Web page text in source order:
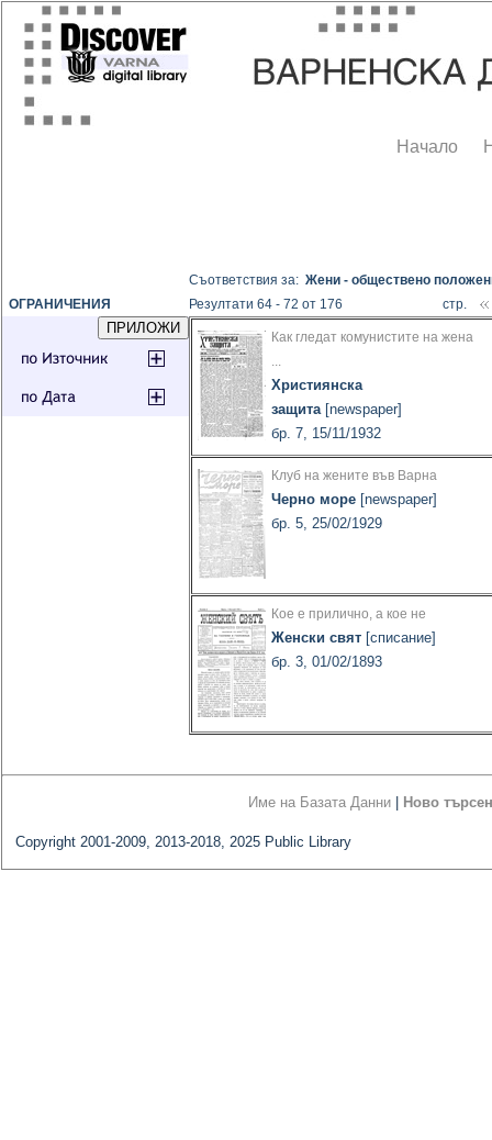
Начало
ОГРАНИЧЕНИЯ
Съответствия за:Жени - обществено
Резултати 64 - 72 от 176
стр.
Как гледат комунистите на жена
...
Християнска
защита[newspaper]
бр. 7, 15/11/1932
Клуб на жените във Варна
Черно море [newspaper]
бр. 5, 25/02/1929
Кое е прилично, а кое не
Женски свят [списание]
бр. 3, 01/02/1893
Име на Базата Данни Ново
Copyright 2001-2009, 2013-2018, 2025 Public Library